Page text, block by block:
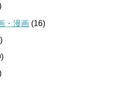
・漫画 (16)